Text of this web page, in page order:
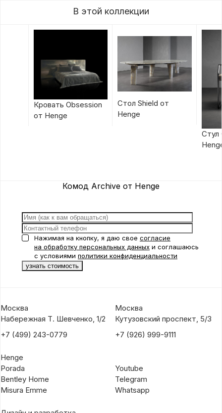
В этой коллекции
Кровать Obsession
от Henge
Стол Shield от
Henge
Стул
Комод Archive от Henge
Нажимая на кнопку, я даю свое согласие
на обработку персональных данных и соглашаюсь
с условиями политики конфиденциальности
Москва
Набережная Т. Шевченко, 1/2
+7 (499) 243-0779
Москва
Кутузовский проспект, 5/3
+7 (926) 999-9111
Henge
Porada
Bentley Home
Misura Emme
Youtube
Telegram
Whatsapp